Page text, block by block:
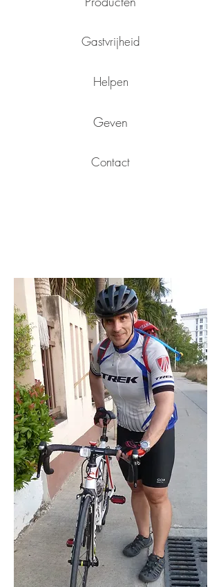
Gastvrijheid
Helpen
Geven
Contact